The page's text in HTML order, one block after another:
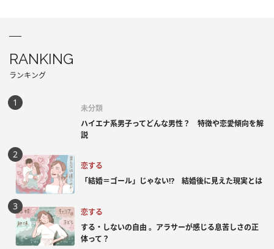
RANKING
ランキング
未分類
ハイエナ系男子ってどんな男性？ 特徴や恋愛傾向を解
説
恋する
「結婚＝ゴール」じゃない⁉ 結婚後に見えた現実とは
恋する
する・しないの自由 。アラサーが感じる息苦しさの正
体って？